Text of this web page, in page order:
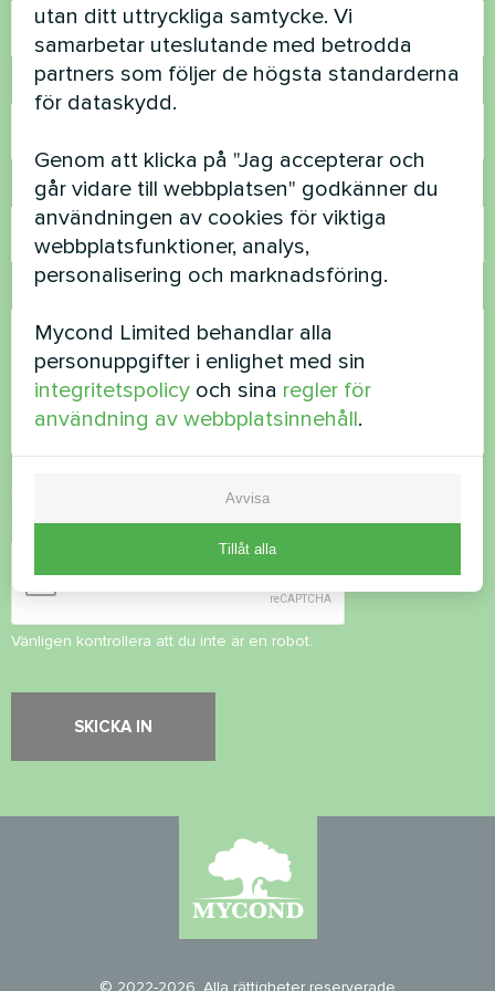
Telefonnummer
E-post
Kommentar
integritetspolicy
Vänligen kontrollera att du inte är en robot.
© 2022-2026. Alla rättigheter reserverade
utan ditt uttryckliga samtycke. Vi
samarbetar uteslutande med betrodda
partners som följer de högsta standarderna
för dataskydd.
Genom att klicka på "Jag accepterar och
går vidare till webbplatsen" godkänner du
användningen av cookies för viktiga
webbplatsfunktioner, analys,
personalisering och marknadsföring.
Mycond Limited behandlar alla
personuppgifter i enlighet med sin
integritetspolicy och sina regler för
användning av webbplatsinnehåll.
Avvisa
Tillåt alla